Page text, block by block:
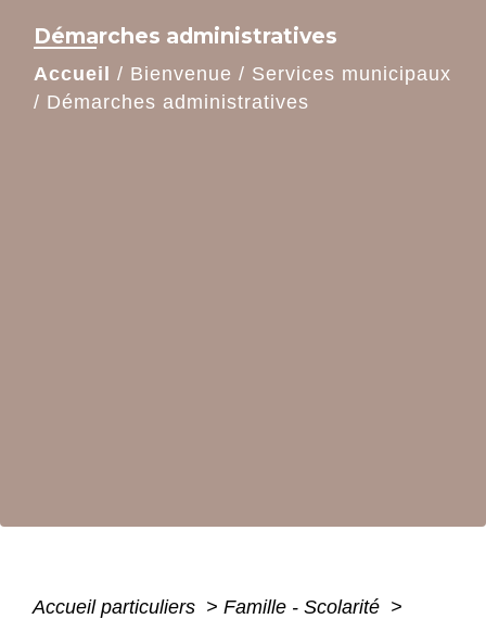
Démarches administratives
Accueil / Bienvenue / Services municipaux
/ Démarches administratives
Accueil particuliers > Famille - Scolarité >